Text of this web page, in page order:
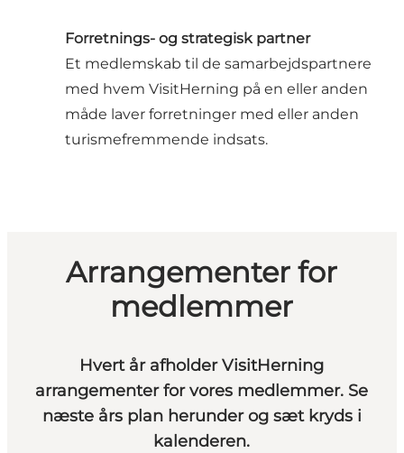
Forretnings- og strategisk partner
Et medlemskab til de samarbejdspartnere
med hvem VisitHerning på en eller anden
måde laver forretninger med eller anden
turismefremmende indsats.
Arrangementer for
medlemmer
Hvert år afholder VisitHerning
arrangementer for vores medlemmer. Se
næste års plan herunder og sæt kryds i
kalenderen.